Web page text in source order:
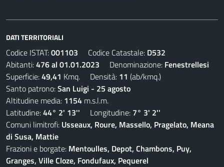
DATI TERRITORIALI
Codice ISTAT:001103 Codice Catastale: D532
Abitanti:476 al 01.01.2023 Denominazione: Fenestrellesi
Superficie:49,41 Kmq. Densità: 11 (ab/kmq.)
Santo patrono:San Luigi - 25 agosto
Altitudine media: 1154 m.s.l.m.
Latitudine:44° 2' 13'' Longitudine: 7° 3' 2''
Comuni limitrofi: Usseaux, Roure, Massello, Pragelato, Meana
di Susa, Mattie
Frazioni e borgate: Mentoulles, Depot, Chambons, Puy,
Granges, Ville Cloze, Fondufaux, Pequerel